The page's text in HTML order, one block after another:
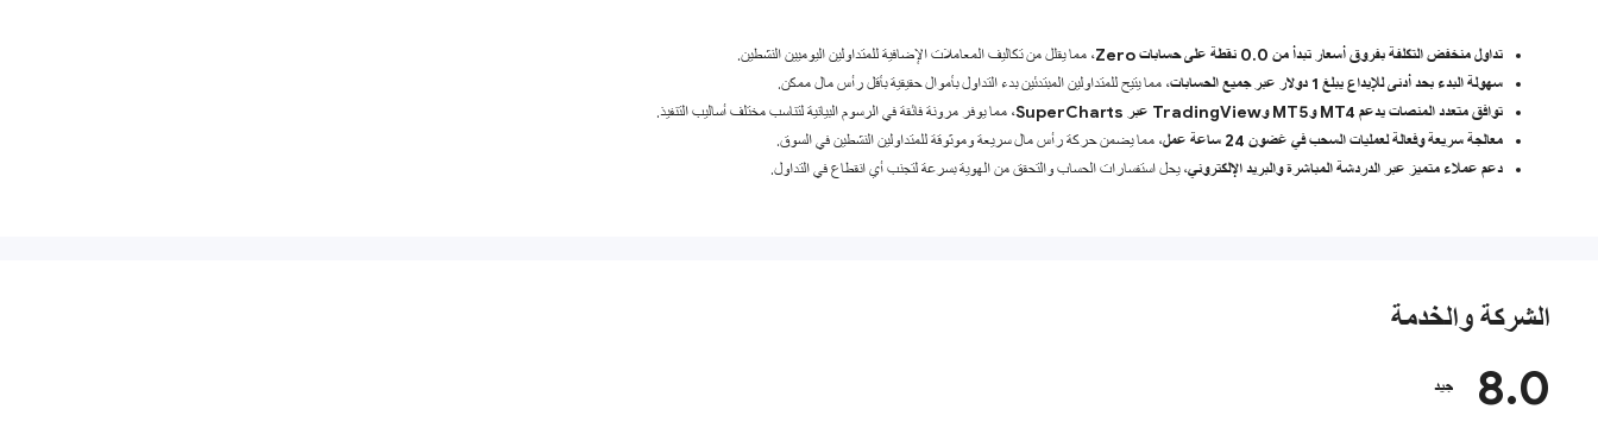
تداول منخفض التكلفة بفروق أسعار تبدأ من 0.0 نقطة على حسابات Zero
، مما يقلل من تكاليف المعاملات الإضافية للمتداولين اليوميين النشطين.
سهولة البدء بحد أدنى للإيداع يبلغ 1 دولار عبر جميع الحسابات
، مما يتيح للمتداولين المبتدئين بدء التداول بأموال حقيقية بأقل رأس مال ممكن.
توافق متعدد المنصات يدعم MT4 وMT5 وTradingView عبر SuperCharts
، مما يوفر مرونة فائقة في الرسوم البيانية لتناسب مختلف أساليب التنفيذ.
معالجة سريعة وفعالة لعمليات السحب في غضون 24 ساعة عمل
، مما يضمن حركة رأس مال سريعة وموثوقة للمتداولين النشطين في السوق.
دعم عملاء متميز عبر الدردشة المباشرة والبريد الإلكتروني، يحل استفسارات الحساب والتحقق من الهوية بسرعة لتجنب أي انقطاع في التداول.
الشركة والخدمة
8.0 جيد